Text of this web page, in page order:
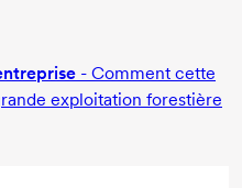
- Comment cette
exploitation forestière